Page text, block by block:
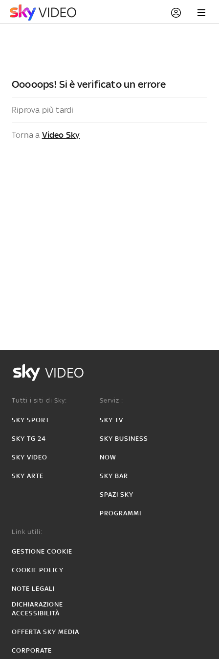
Ooooops! Si è verificato un errore
Riprova più tardi
Torna a Video Sky
VIDEO
Tutti i siti di Sky:
SKY SPORT
SKY TG 24
SKY VIDEO
SKY ARTE
Servizi:
SKY TV
SKY BUSINESS
NOW
SKY BAR
SPAZI SKY
PROGRAMMI
Link utili:
GESTIONE COOKIE
COOKIE POLICY
NOTE LEGALI
DICHIARAZIONE
ACCESSIBILITÀ
OFFERTA SKY MEDIA
CORPORATE